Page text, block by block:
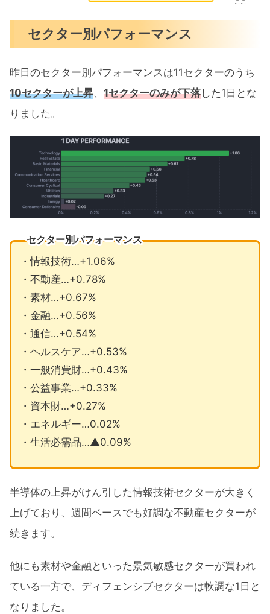
セクター別パフォーマンス
昨日のセクター別パフォーマンスは11セクターのうち
10セクターが上昇、 1セクターのみが下落した1日とな
りました。
セクター別パフォーマンス
・情報技術…+1.06%
・不動産…+0.78%
・素材…+0.67%
・金融…+0.56%
・通信…+0.54%
・ヘルスケア…+0.53%
・一般消費財…+0.43%
・公益事業…+0.33%
・資本財…+0.27%
・エネルギー…0.02%
・生活必需品…▲0.09%
半導体の上昇がけん引した情報技術セクターが大きく
上げており、週間ベースでも好調な不動産セクターが
続きます。
他にも素材や金融といった景気敏感セクターが買われ
ている一方で、ディフェンシブセクターは軟調な1日と
なりました。